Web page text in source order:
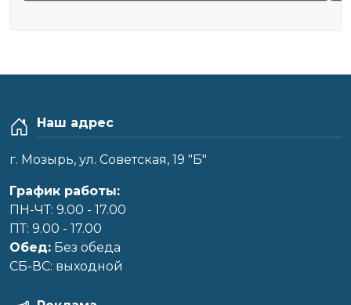
Наш адрес
г. Мозырь, ул. Советская, 19 "Б"
График работы:
ПН-ЧТ: 9.00 - 17.00
ПТ: 9.00 - 17.00
Обед: Без обеда
CБ-ВС: выходной